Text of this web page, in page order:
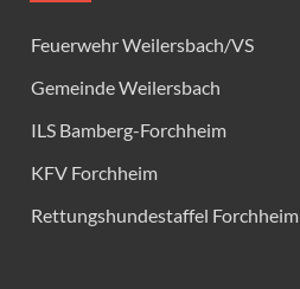
Feuerwehr Weilersbach/VS
Gemeinde Weilersbach
ILS Bamberg-Forchheim
KFV Forchheim
Rettungshundestaffel Forchheim